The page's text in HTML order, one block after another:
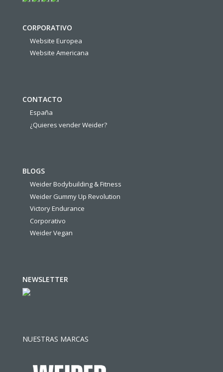
CORPORATIVO
Website Europea
Website Americana
CONTACTO
España
¿Quieres vender Weider?
BLOGS
Weider Bodybuilding & Fitness
Weider Gummy Up Revolution
Victory Endurance
Corporativo
Weider Vegan
NEWSLETTER
NUESTRAS MARCAS